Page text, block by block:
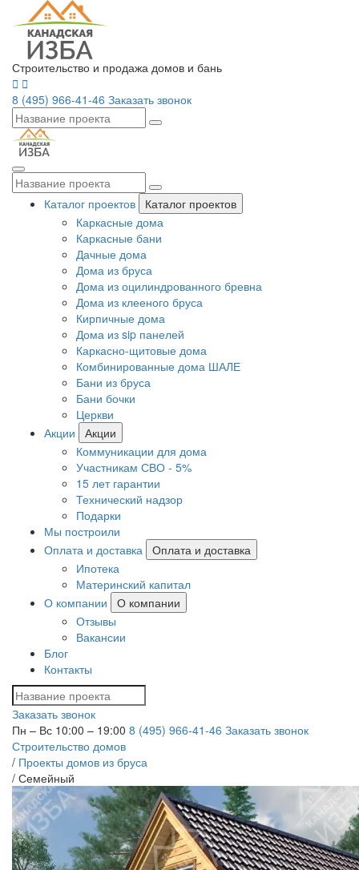
Строительство и продажа домов и бань
8 (495) 966-41-46 Заказать звонок
Каталог проектов
Каталог проектов
Каркасные дома
Каркасные бани
Дачные дома
Дома из бруса
Дома из оцилиндрованного бревна
Дома из клееного бруса
Кирпичные дома
Дома из sip панелей
Каркасно-щитовые дома
Комбинированные дома ШАЛЕ
Бани из бруса
Бани бочки
Церкви
Акции
Акции
Коммуникации для дома
Участникам СВО - 5%
15 лет гарантии
Технический надзор
Подарки
Мы построили
Оплата и доставка
Оплата и доставка
Ипотека
Материнский капитал
О компании
О компании
Отзывы
Вакансии
Блог
Контакты
Заказать звонок
Пн – Вс 10:00 – 19:00 8 (495) 966-41-46 Заказать звонок
Строительство домов
/ Проекты домов из бруса
/ Семейный